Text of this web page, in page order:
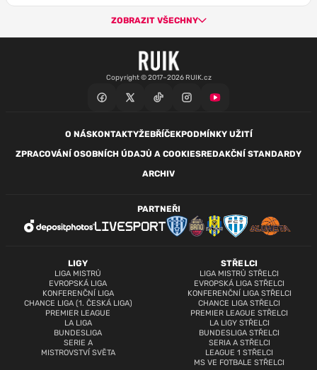
ZOBRAZIT VŠECHNY
Copyright © 2017–2026 RUIK.cz
O NÁSKONTAKTYŽEBŘÍČEKPODMÍNKY UŽITÍ
ZPRACOVÁNÍ OSOBNÍCH ÚDAJŮ A COOKIESREDAKČNÍ STANDARDY
ARCHIV
LIGY
LIGA MISTRŮ
EVROPSKÁ LIGA
KONFERENČNÍ LIGA
CHANCE LIGA (1. ČESKÁ LIGA)
PREMIER LEAGUE
LA LIGA
BUNDESLIGA
SERIE A
MISTROVSTVÍ SVĚTA
STŘELCI
LIGA MISTRŮ STŘELCI
EVROPSKÁ LIGA STŘELCI
KONFERENČNÍ LIGA STŘELCI
CHANCE LIGA STŘELCI
PREMIER LEAGUE STŘELCI
LA LIGY STŘELCI
BUNDESLIGA STŘELCI
SERIA A STŘELCI
LEAGUE 1 STŘELCI
MS VE FOTBALE STŘELCI
PARTNEŘI